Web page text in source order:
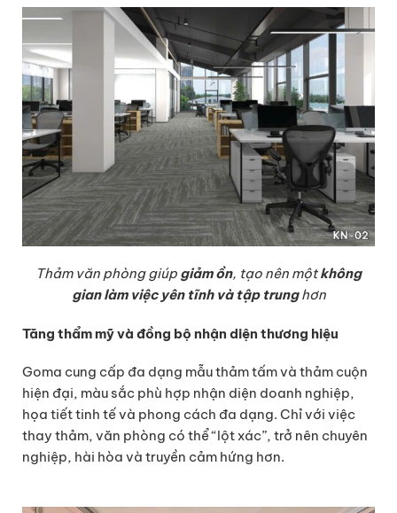
Thảm văn phòng giúp giảm ồn, tạo nên mộtkhông
gian làm việc yên tĩnh và tập trunghơn
Tăng thẩm mỹ và đồng bộ nhận diện thương hiệu
Goma cung cấp đa dạng mẫu thảm tấm và thảm cuộn
hiện đại, màu sắc phù hợp nhận diện doanh nghiệp,
họa tiết tinh tế và phong cách đa dạng. Chỉ với việc
thay thảm, văn phòng có thể “lột xác”, trở nên chuyên
nghiệp, hài hòa và truyền cảm hứng hơn.